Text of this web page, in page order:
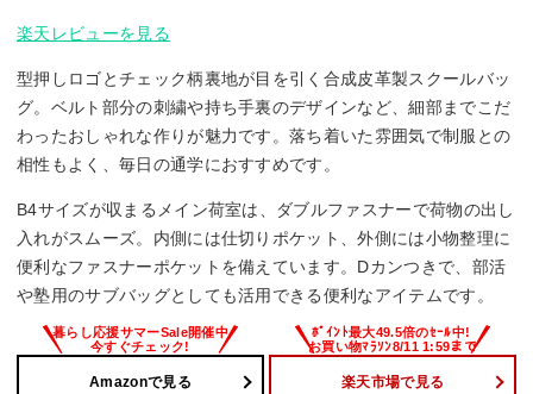
楽天レビューを見る
型押しロゴとチェック柄裏地が目を引く合成皮革製スクールバッ
グ。ベルト部分の刺繍や持ち手裏のデザインなど、細部までこだ
わったおしゃれな作りが魅力です。落ち着いた雰囲気で制服との
相性もよく、毎日の通学におすすめです。
B4サイズが収まるメイン荷室は、ダブルファスナーで荷物の出し
入れがスムーズ。内側には仕切りポケット、外側には小物整理に
便利なファスナーポケットを備えています。Dカンつきで、部活
や塾用のサブバッグとしても活用できる便利なアイテムです。
Amazonで見る 楽天市場で見る